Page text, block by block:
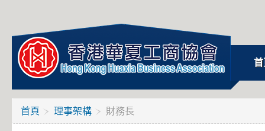
首
首頁 理事架構 財務長